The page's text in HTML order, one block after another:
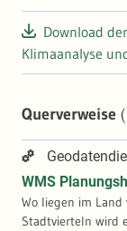
Download
Klimaanalyse
Querverweise
WMS
Wo liegen im
Stadtvierteln wird